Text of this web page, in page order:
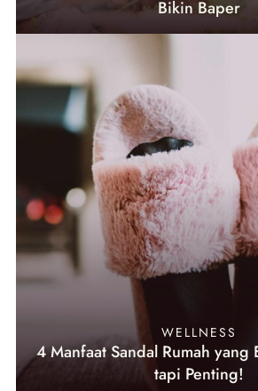
Bikin Baper
WELLNESS
4 Manfaat Sandal Rumah yang
tapi Penting!